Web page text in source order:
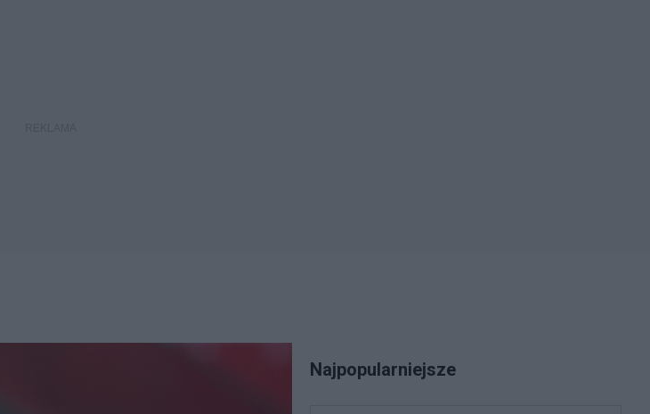
Najpopularniejsze